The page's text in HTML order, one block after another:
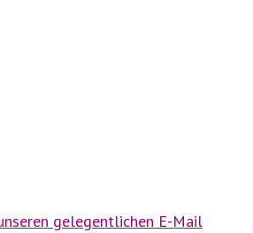
gelegentlichen E-Mail